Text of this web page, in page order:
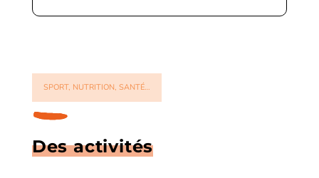
SPORT, NUTRITION, SANTÉ…
Des activités